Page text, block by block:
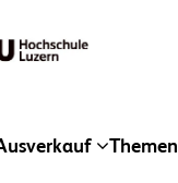
Themen